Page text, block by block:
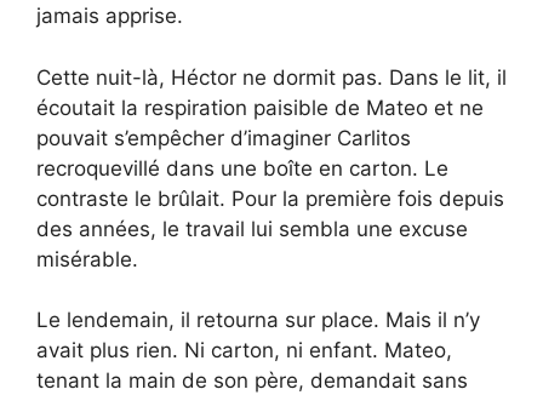
jamais apprise.
Cette nuit-là, Héctor ne dormit pas. Dans le lit, il
écoutait la respiration paisible de Mateo et ne
pouvait s’empêcher d’imaginer Carlitos
recroquevillé dans une boîte en carton. Le
contraste le brûlait. Pour la première fois depuis
des années, le travail lui sembla une excuse
misérable.
Le lendemain, il retourna sur place. Mais il n’y
avait plus rien. Ni carton, ni enfant. Mateo,
tenant la main de son père, demandait sans